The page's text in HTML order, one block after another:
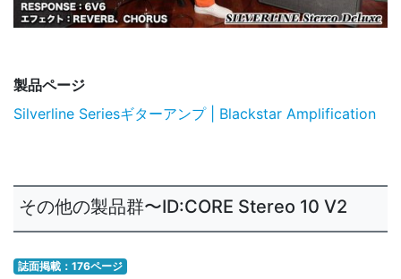
製品ページ
Silverline Seriesギターアンプ | Blackstar Amplification
その他の製品群〜ID:CORE Stereo 10 V2
誌面掲載：176ページ